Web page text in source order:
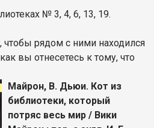
№ 3, 4, 6, 13, 19.
чтобы рядом с ними находился
вы отнесетесь к тому, что
Майрон, В. Дьюи. Кот из
библиотеки, который
потряс весь мир / Вики